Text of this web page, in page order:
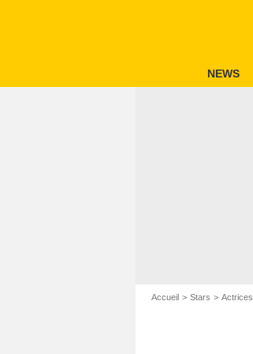
NEWS
Accueil Stars Actrices